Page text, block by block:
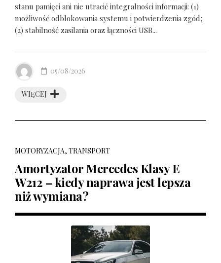
stanu pamięci ani nie utracić integralności informacji: (1)
możliwość odblokowania systemu i potwierdzenia zgód;
(2) stabilność zasilania oraz łączności USB...
WIĘCEJ
05/08/2026
MOTORYZACJA, TRANSPORT
Amortyzator Mercedes Klasy E
W212 – kiedy naprawa jest lepsza
niż wymiana?